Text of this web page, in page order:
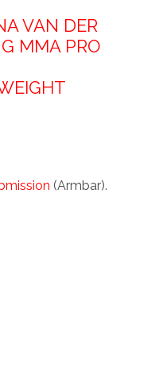
VAN DER
MMA PRO
(Armbar).